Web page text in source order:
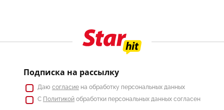
Подписка на рассылку
Даю согласие на обработку персональных данных
С Политикой обработки персональных данных согласен